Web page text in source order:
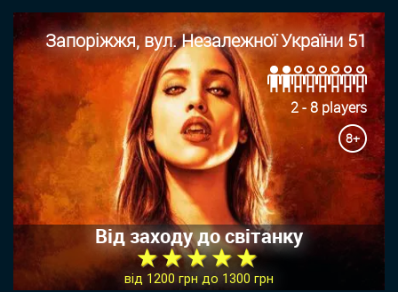
Запоріжжя, вул. Незалежної України 51
2 - 8 players
8+
Від заходу до світанку
★ ★ ★ ★ ★
від 1200 грн до 1300 грн